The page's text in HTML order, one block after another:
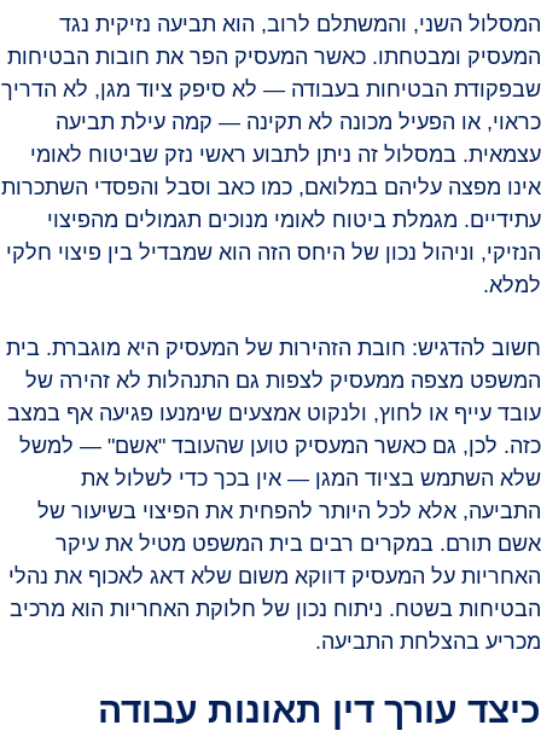
המסלול השני, והמשתלם לרוב, הוא תביעה נזיקית נגד
המעסיק ומבטחתו. כאשר המעסיק הפר את חובות הבטיחות
שבפקודת הבטיחות בעבודה — לא סיפק ציוד מגן, לא הדריך
כראוי, או הפעיל מכונה לא תקינה — קמה עילת תביעה
עצמאית. במסלול זה ניתן לתבוע ראשי נזק שביטוח לאומי
אינו מפצה עליהם במלואם, כמו כאב וסבל והפסדי השתכרות
עתידיים. מגמלת ביטוח לאומי מנוכים תגמולים מהפיצוי
הנזיקי, וניהול נכון של היחס הזה הוא שמבדיל בין פיצוי חלקי
למלא.
חשוב להדגיש: חובת הזהירות של המעסיק היא מוגברת. בית
המשפט מצפה ממעסיק לצפות גם התנהלות לא זהירה של
עובד עייף או לחוץ, ולנקוט אמצעים שימנעו פגיעה אף במצב
כזה. לכן, גם כאשר המעסיק טוען שהעובד "אשם" — למשל
שלא השתמש בציוד המגן — אין בכך כדי לשלול את
התביעה, אלא לכל היותר להפחית את הפיצוי בשיעור של
אשם תורם. במקרים רבים בית המשפט מטיל את עיקר
האחריות על המעסיק דווקא משום שלא דאג לאכוף את נהלי
הבטיחות בשטח. ניתוח נכון של חלוקת האחריות הוא מרכיב
מכריע בהצלחת התביעה.
כיצד עורך דין תאונות עבודה